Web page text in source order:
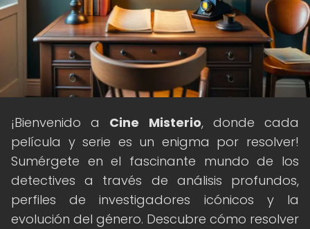
¡Bienvenido a Cine Misterio, donde cada
película y serie es un enigma por resolver!
Sumérgete en el fascinante mundo de los
detectives a través de análisis profundos,
perfiles de investigadores icónicos y la
evolución del género. Descubre cómo resolver